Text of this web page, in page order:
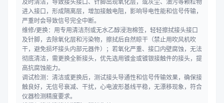
及时清洁，导致接头接口、针脚出现氧化层，或灰尘、油污等颗粒物
进入接口，形成隔离层，增加接触电阻，影响导电性能和信号传输，
严重时会导致信号完全中断。
维修/更换：用专用清洁剂或无水乙醇浸泡棉签，轻轻擦拭接头接口
及针脚，去除氧化层和污染物，擦拭后自然晾干（禁止用吹风机吹
干，避免损坏接头内部元器件）；若氧化严重、接口内壁腐蚀，无法
彻底清洁，需更换全新接头，优先选用镀金或镀银接触件的接头，提
高抗腐蚀能力。
调试检测：清洁或更换后，测试接头导通性和信号传输效果，确保接
触良好，无信号衰减、干扰，心电波形基线平稳，无漂移现象，符合
仪器检测精度要求。